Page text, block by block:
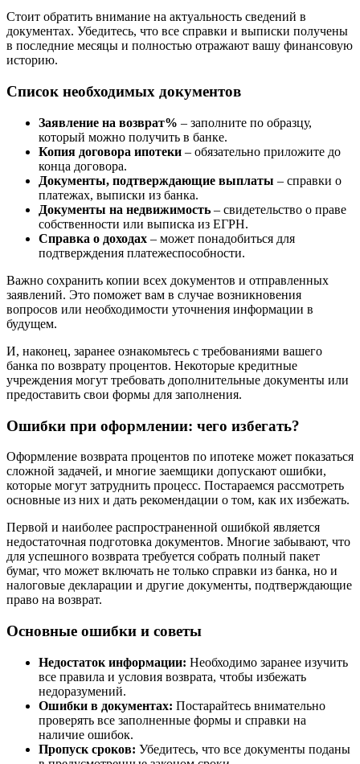
Стоит обратить внимание на актуальность сведений в
документах. Убедитесь, что все справки и выписки получены
в последние месяцы и полностью отражают вашу финансовую
историю.
Список необходимых документов
Заявление на возврат% – заполните по образцу,
который можно получить в банке.
Копия договора ипотеки – обязательно приложите до
конца договора.
Документы, подтверждающие выплаты – справки о
платежах, выписки из банка.
Документы на недвижимость – свидетельство о праве
собственности или выписка из ЕГРН.
Справка о доходах – может понадобиться для
подтверждения платежеспособности.
Важно сохранить копии всех документов и отправленных
заявлений. Это поможет вам в случае возникновения
вопросов или необходимости уточнения информации в
будущем.
И, наконец, заранее ознакомьтесь с требованиями вашего
банка по возврату процентов. Некоторые кредитные
учреждения могут требовать дополнительные документы или
предоставить свои формы для заполнения.
Ошибки при оформлении: чего избегать?
Оформление возврата процентов по ипотеке может показаться
сложной задачей, и многие заемщики допускают ошибки,
которые могут затруднить процесс. Постараемся рассмотреть
основные из них и дать рекомендации о том, как их избежать.
Первой и наиболее распространенной ошибкой является
недостаточная подготовка документов. Многие забывают, что
для успешного возврата требуется собрать полный пакет
бумаг, что может включать не только справки из банка, но и
налоговые декларации и другие документы, подтверждающие
право на возврат.
Основные ошибки и советы
Недостаток информации: Необходимо заранее изучить
все правила и условия возврата, чтобы избежать
недоразумений.
Ошибки в документах: Постарайтесь внимательно
проверять все заполненные формы и справки на
наличие ошибок.
Пропуск сроков: Убедитесь, что все документы поданы